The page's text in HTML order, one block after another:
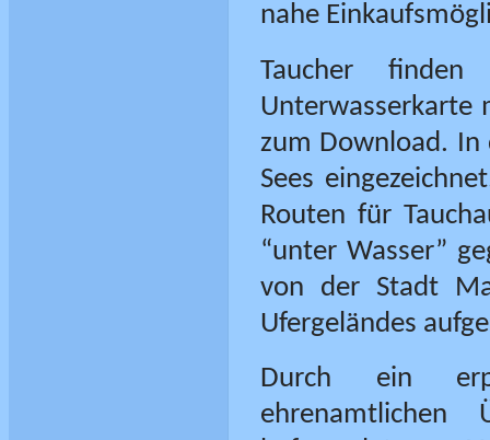
nahe
Taucher
Unterwasserkarte
zum Download. In
Sees
Routen für
“unter Wasser”
von der Stadt
Ufergeländes
Durch ein